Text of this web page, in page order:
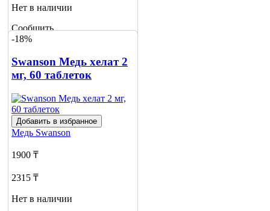
Нет в наличии
Сообщить
о наличии
-18%
Swanson Медь хелат 2
мг, 60 таблеток
Добавить в избранное
Медь Swanson
1900 ₸
2315 ₸
Нет в наличии